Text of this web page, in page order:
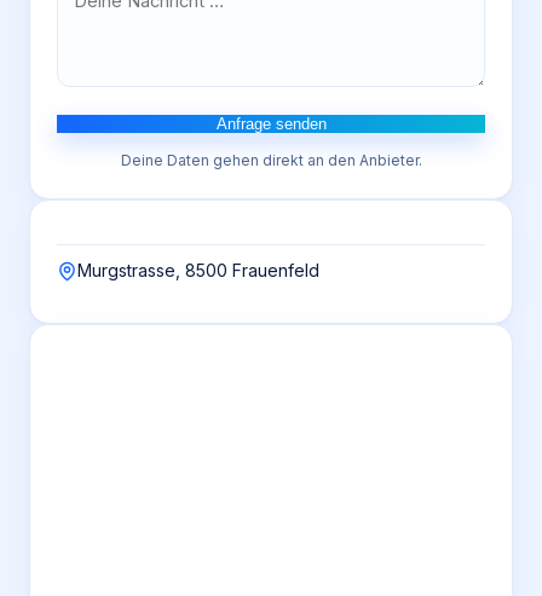
Anfrage senden
Deine Daten gehen direkt an den Anbieter.
Murgstrasse, 8500 Frauenfeld